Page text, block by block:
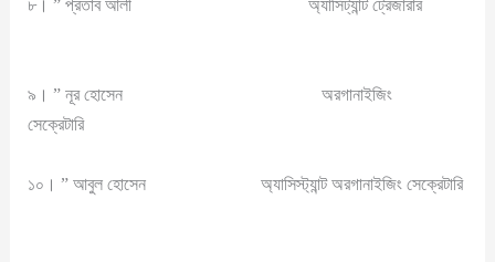
৮। ” প্রতাব আলী অ্যাসিট্যান্ট ট্রেজারার
৯। ” নূর হোসেন অরগানাইজিং
সেক্রেটারি
১০। ” আবুল হোসেন অ্যাসিস্ট্যান্ট অরগানাইজিং সেক্রেটারি